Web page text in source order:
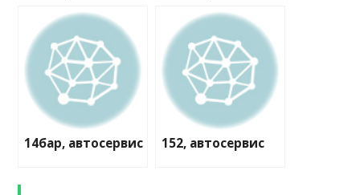
14бар, автосервис 152, автосервис